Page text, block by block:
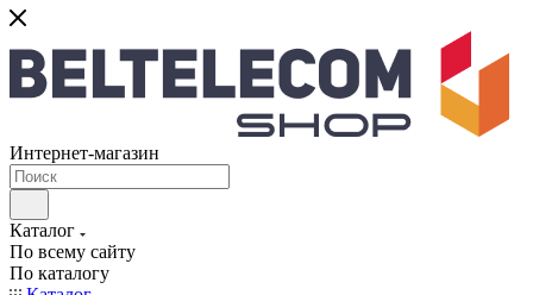
Интернет-магазин
Каталог
По всему сайту
По каталогу